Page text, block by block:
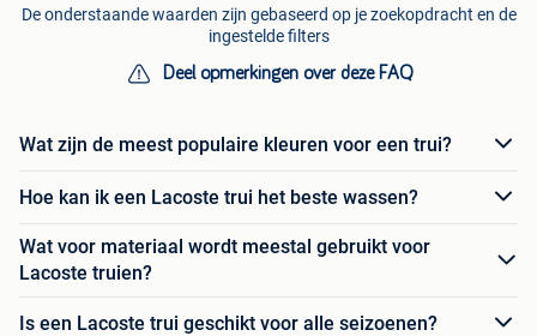
De onderstaande waarden zijn gebaseerd op je zoekopdracht en de
ingestelde filters
Deel opmerkingen over deze FAQ
Wat zijn de meest populaire kleuren voor een trui?
Hoe kan ik een Lacoste trui het beste wassen?
Wat voor materiaal wordt meestal gebruikt voor
Lacoste truien?
Is een Lacoste trui geschikt voor alle seizoenen?